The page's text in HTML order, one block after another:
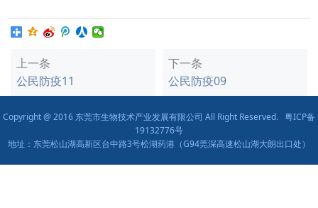
上一条
公民防疫11
下一条
公民防疫09
Copyright @ 2016 东莞市生物技术产业发展有限公司 All Right Reserved. 粤ICP备
19132776号
地址：东莞松山湖高新区台中路3号松湖药港（G94莞深高速松山湖大朗出口处）